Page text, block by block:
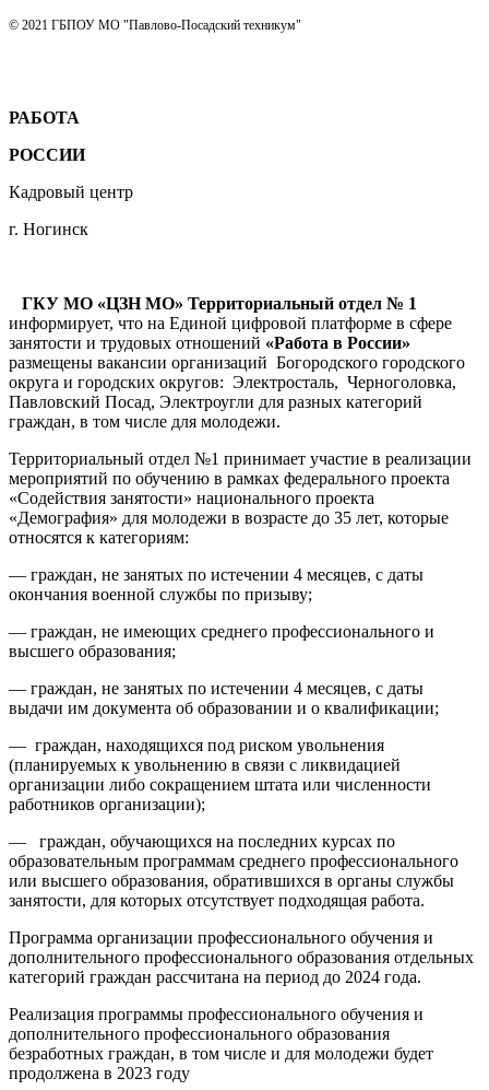
© 2021 ГБПОУ МО "Павлово-Посадский техникум"
РАБОТА
РОССИИ
Кадровый центр
г. Ногинск
ГКУ МО «ЦЗН МО» Территориальный отдел № 1
информирует, что на Единой цифровой платформе в сфере
занятости и трудовых отношений «Работа в России»
размещены вакансии организаций Богородского городского
округа и городских округов: Электросталь, Черноголовка,
Павловский Посад, Электроугли для разных категорий
граждан, в том числе для молодежи.
Территориальный отдел №1 принимает участие в реализации
мероприятий по обучению в рамках федерального проекта
«Содействия занятости» национального проекта
«Демография» для молодежи в возрасте до 35 лет, которые
относятся к категориям:
— граждан, не занятых по истечении 4 месяцев, с даты
окончания военной службы по призыву;
— граждан, не имеющих среднего профессионального и
высшего образования;
— граждан, не занятых по истечении 4 месяцев, с даты
выдачи им документа об образовании и о квалификации;
— граждан, находящихся под риском увольнения
(планируемых к увольнению в связи с ликвидацией
организации либо сокращением штата или численности
работников организации);
— граждан, обучающихся на последних курсах по
образовательным программам среднего профессионального
или высшего образования, обратившихся в органы службы
занятости, для которых отсутствует подходящая работа.
Программа организации профессионального обучения и
дополнительного профессионального образования отдельных
категорий граждан рассчитана на период до 2024 года.
Реализация программы профессионального обучения и
дополнительного профессионального образования
безработных граждан, в том числе и для молодежи будет
продолжена в 2023 году